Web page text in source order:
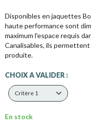
Disponibles en jaquettes
haute performance sont
maximum l'espace requis
Canalisables, ils
produite.
CHOIX A VALIDER :
Critère 1
En stock